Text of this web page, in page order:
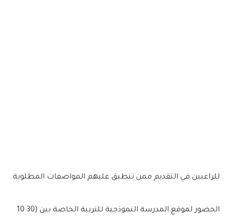
للراغبين في التقديم ممن تنطبق عليهم المواصفات المطلوبة.
الحضور لموقع المدرسة النموذجية للتربية الخاصة بين (10:30